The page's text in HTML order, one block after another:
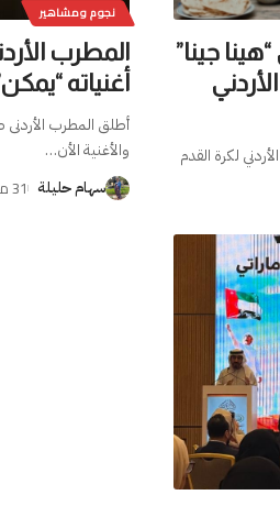
جينا”
لكرة القدم
نجوم ومشاهير
المطرب
أغنياته
أطلق المطرب
والأغنية الأن…
سهام حليلة 31 مارس، 2026